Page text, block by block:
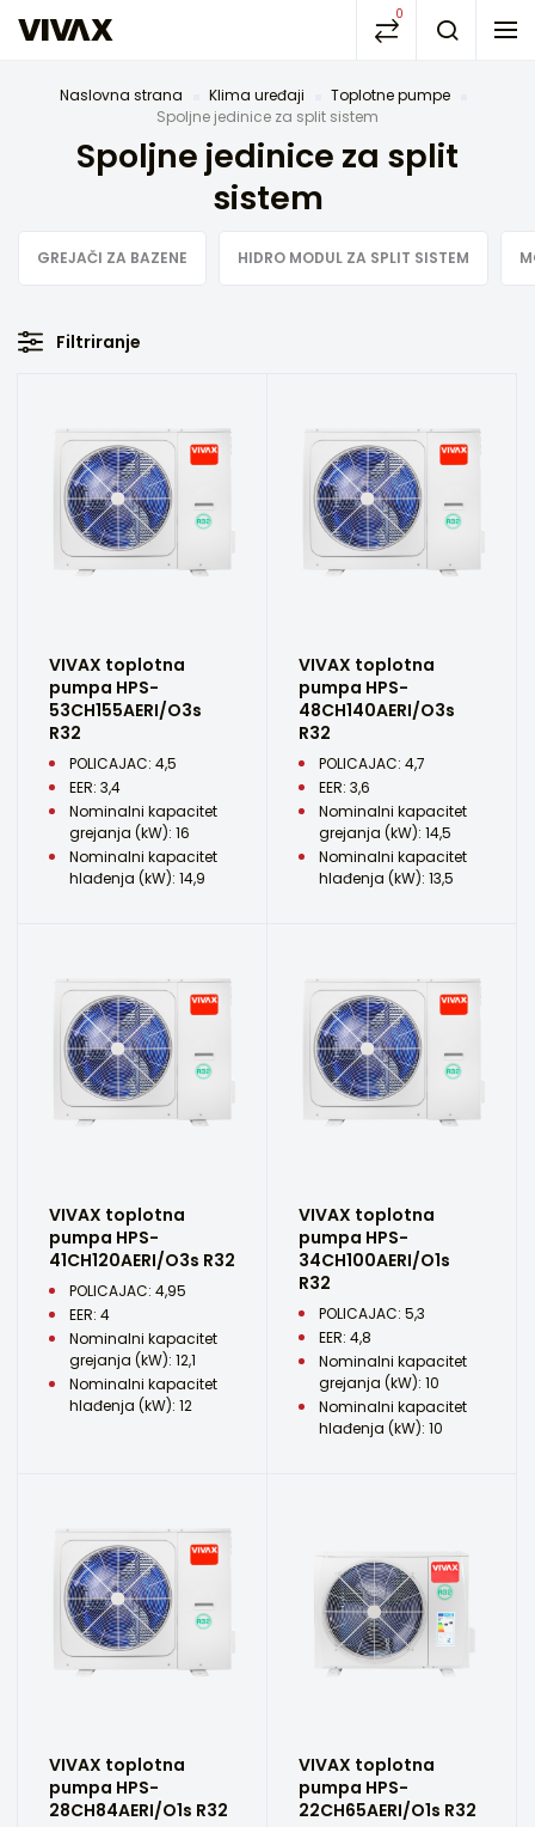
0
Naslovna strana Klima uređaji
Toplotne pumpe
Spoljne jedinice za split sistem
Spoljne jedinice za split
sistem
GREJAČI ZA BAZENE HIDRO MODUL ZA SPLIT SISTEM
Filtriranje
VIVAX toplotna
pumpa HPS-
53CH155AERI/O3s
R32
POLICAJAC: 4,5
EER: 3,4
Nominalni kapacitet
grejanja (kW): 16
Nominalni kapacitet
hlađenja (kW): 14,9
VIVAX toplotna
pumpa HPS-
48CH140AERI/O3s
R32
POLICAJAC: 4,7
EER: 3,6
Nominalni kapacitet
grejanja (kW): 14,5
Nominalni kapacitet
hlađenja (kW): 13,5
VIVAX toplotna
pumpa HPS-
41CH120AERI/O3s R32
POLICAJAC: 4,95
EER: 4
Nominalni kapacitet
grejanja (kW): 12,1
Nominalni kapacitet
hlađenja (kW): 12
VIVAX toplotna
pumpa HPS-
34CH100AERI/O1s
R32
POLICAJAC: 5,3
EER: 4,8
Nominalni kapacitet
grejanja (kW): 10
Nominalni kapacitet
hlađenja (kW): 10
VIVAX toplotna
pumpa HPS-
28CH84AERI/O1s R32
VIVAX toplotna
pumpa HPS-
22CH65AERI/O1s R32